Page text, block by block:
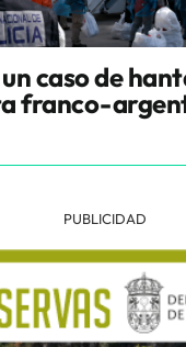
caso de
franco-
PUBLICIDAD